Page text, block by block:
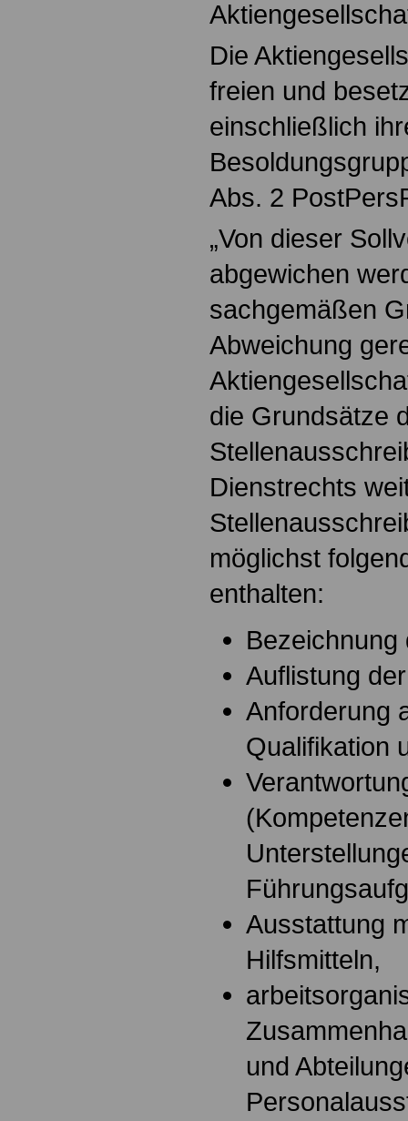
Die
freien und
einschließlich
Abs. 2
„Von dieser
abgewichen
sachgemäßen
Abweichung
die Grundsätze
Dienstrechts
möglichst
enthalten:
Bezeichnung
Auflistung
Anforderung
Qualifikation
Ausstattung
Hilfsmitteln,
und